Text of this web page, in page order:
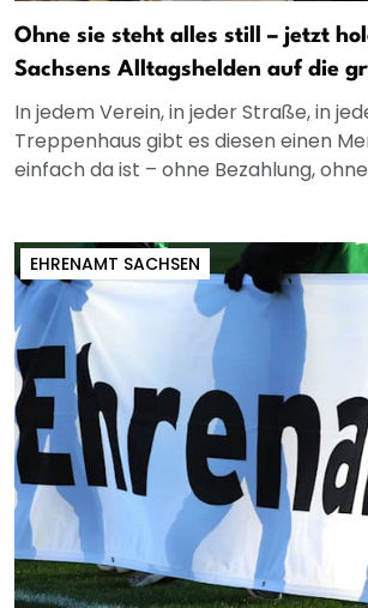
Ohne sie steht alles still – jetzt
Sachsens Alltagshelden auf die
In jedem Verein, in jeder Straße, in
Treppenhaus gibt es diesen einen
einfach da ist – ohne Bezahlung,
EHRENAMT SACHSEN